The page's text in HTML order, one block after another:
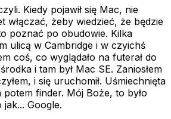
Kiedy pojawił się Mac, nie
włączać, żeby wiedzieć, że będzie
poznać po obudowie. Kilka
ulicą w Cambridge i w czyichś
coś, co wyglądało na futerał do
i tam był Mac SE. Zaniosłem
i się uruchomił. Uśmiechnięta
finder. Mój Boże, to było
jak... Google.